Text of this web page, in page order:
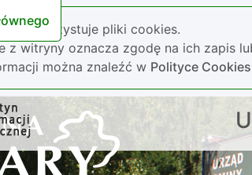
wykorzystuje pliki cookies.
z witryny oznacza zgodę na ich zapis
można znaleźć w Polityce